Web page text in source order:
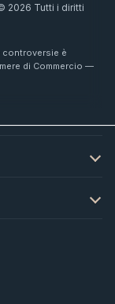
2026 Tutti i diritti
controversie è
di Commercio —